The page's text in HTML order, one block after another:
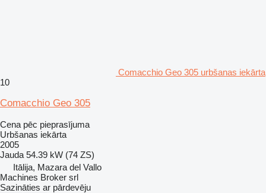
Comacchio Geo 305 urbšanas iekārta
10
Comacchio Geo 305
Cena pēc pieprasījuma
Urbšanas iekārta
2005
Jauda 54.39 kW (74 ZS)
Itālija, Mazara del Vallo
Machines Broker srl
Sazināties ar pārdevēju